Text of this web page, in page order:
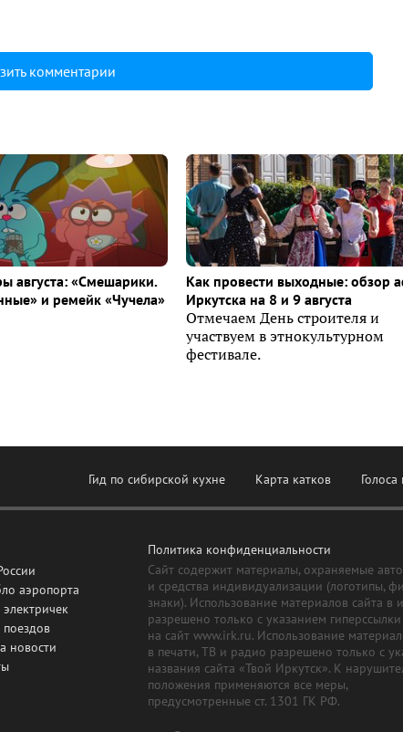
комментарии
августа: «Смешарики.
и ремейк «Чучела»
Как провести выходные: обзор
Иркутска на 8 и 9 августа
Отмечаем День строителя и
участвуем в этнокультурном
фестивале.
Гид по сибирской кухне Карта катков Голоса
аэропорта
поездов
новости
Политика конфиденциальности
Сайт содержит материалы, охраняемые
и средства индивидуализации (логотипы,
знаки). Использование материалов сайта в
разрешено только с указанием гиперссылки
на сайт www.irk.ru. Использование
в печати, ТВ и радио разрешено только с
названия сайта «Твой Иркутск». К
положения применяются все меры,
предусмотренные ст. 1301 ГК РФ.